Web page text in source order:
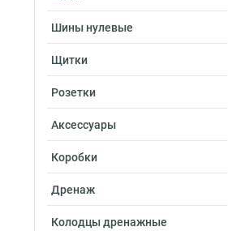
Шины нулевые
Щитки
Розетки
Аксессуары
Коробки
Дренаж
Колодцы дренажные